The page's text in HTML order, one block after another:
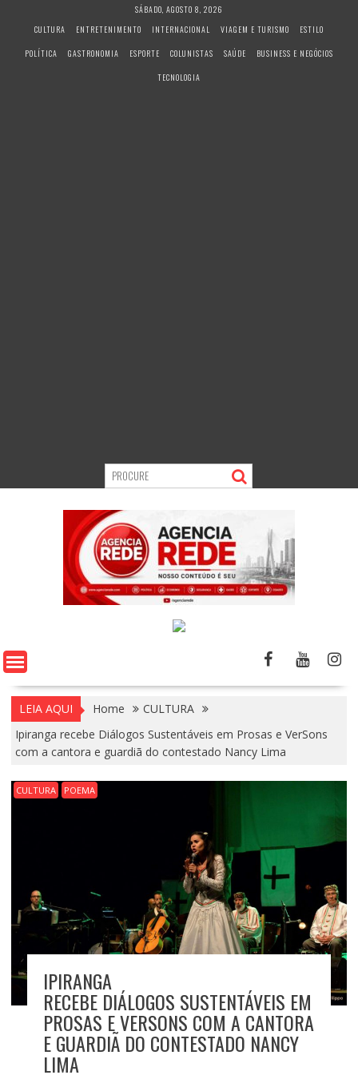
SÁBADO, AGOSTO 8, 2026
CULTURA
ENTRETENIMENTO INTERNACIONAL VIAGEM E TURISMO
ESTILO
POLÍTICA
GASTRONOMIA ESPORTE COLUNISTAS SAÚDE
BUSINESS E NEGÓCIOS
TECNOLOGIA
LEIA AQUI Home
CULTURA
Ipiranga recebe Diálogos Sustentáveis em Prosas e VerSons
com a cantora e guardiã do contestado Nancy Lima
CULTURA POEMA
IPIRANGA
RECEBE DIÁLOGOS SUSTENTÁVEIS EM
PROSAS E VERSONS COM A CANTORA
E GUARDIÃ DO CONTESTADO NANCY
LIMA